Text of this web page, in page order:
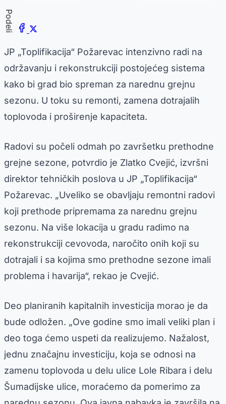
Podeli
JP „Toplifikacija“ Požarevac intenzivno radi na
održavanju i rekonstrukciji postojećeg sistema
kako bi grad bio spreman za narednu grejnu
sezonu. U toku su remonti, zamena dotrajalih
toplovoda i proširenje kapaciteta.
Radovi su počeli odmah po završetku prethodne
grejne sezone, potvrdio je Zlatko Cvejić, izvršni
direktor tehničkih poslova u JP „Toplifikacija“
Požarevac. „Uveliko se obavljaju remontni radovi
koji prethode pripremama za narednu grejnu
sezonu. Na više lokacija u gradu radimo na
rekonstrukciji cevovoda, naročito onih koji su
dotrajali i sa kojima smo prethodne sezone imali
problema i havarija“, rekao je Cvejić.
Deo planiranih kapitalnih investicija morao je da
bude odložen. „Ove godine smo imali veliki plan i
deo toga ćemo uspeti da realizujemo. Nažalost,
jednu značajnu investiciju, koja se odnosi na
zamenu toplovoda u delu ulice Lole Ribara i delu
Šumadijske ulice, moraćemo da pomerimo za